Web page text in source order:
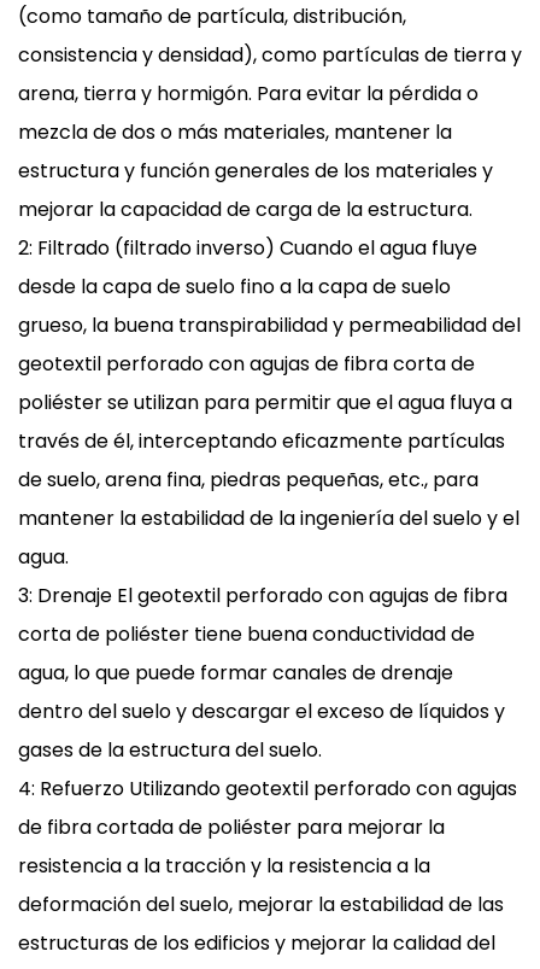
(como tamaño de partícula, distribución,
consistencia y densidad), como partículas de tierra y
arena, tierra y hormigón. Para evitar la pérdida o
mezcla de dos o más materiales, mantener la
estructura y función generales de los materiales y
mejorar la capacidad de carga de la estructura.
2: Filtrado (filtrado inverso) Cuando el agua fluye
desde la capa de suelo fino a la capa de suelo
grueso, la buena transpirabilidad y permeabilidad del
geotextil perforado con agujas de fibra corta de
poliéster se utilizan para permitir que el agua fluya a
través de él, interceptando eficazmente partículas
de suelo, arena fina, piedras pequeñas, etc., para
mantener la estabilidad de la ingeniería del suelo y el
agua.
3: Drenaje El geotextil perforado con agujas de fibra
corta de poliéster tiene buena conductividad de
agua, lo que puede formar canales de drenaje
dentro del suelo y descargar el exceso de líquidos y
gases de la estructura del suelo.
4: Refuerzo Utilizando geotextil perforado con agujas
de fibra cortada de poliéster para mejorar la
resistencia a la tracción y la resistencia a la
deformación del suelo, mejorar la estabilidad de las
estructuras de los edificios y mejorar la calidad del